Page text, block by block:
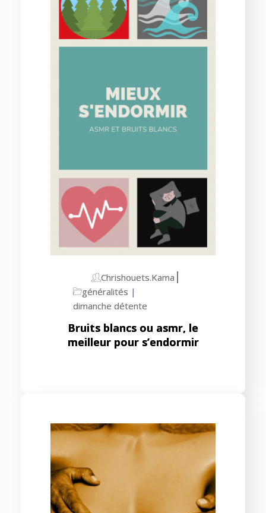
Chrishouets.kama
généralités
dimanche détente
Bruits blancs ou asmr, le
meilleur pour s’endormir